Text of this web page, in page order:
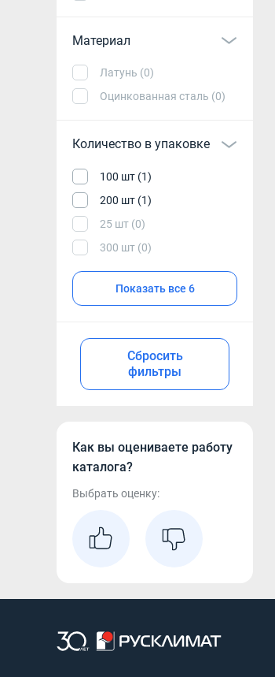
Материал
Латунь (0)
Оцинкованная сталь (0)
Количество в упаковке
100 шт (1)
200 шт (1)
25 шт (0)
300 шт (0)
Показать все 6
Сбросить
фильтры
Как вы оцениваете работу
каталога?
Выбрать оценку: